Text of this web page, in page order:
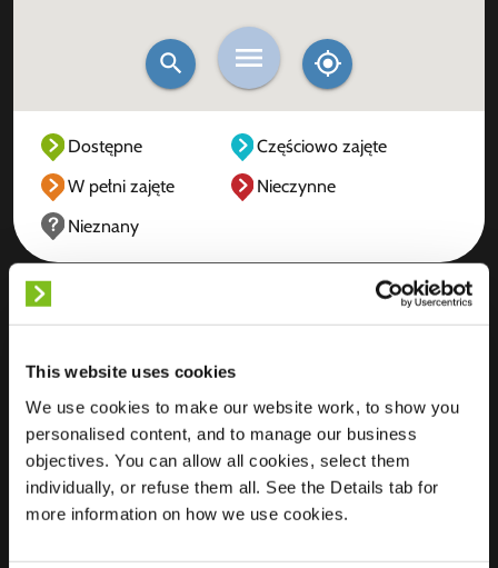
This website uses cookies
We use cookies to make our website work, to show you
personalised content, and to manage our business
objectives. You can allow all cookies, select them
individually, or refuse them all. See the Details tab for
more information on how we use cookies.
Dostępne
Częściowo zajęte
W pełni zajęte
Nieczynne
Nieznany
Lokalizacja
3871 PD
Hoevelaken
Holandia
Regular Charging 2 of 2 available